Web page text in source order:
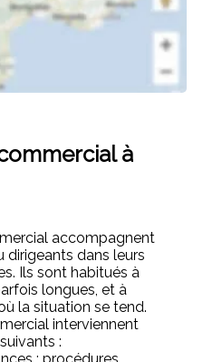
à
accompagnent
dirigeants dans leurs
Ils sont habitués à
longues, et à
la situation se tend.
interviennent
: